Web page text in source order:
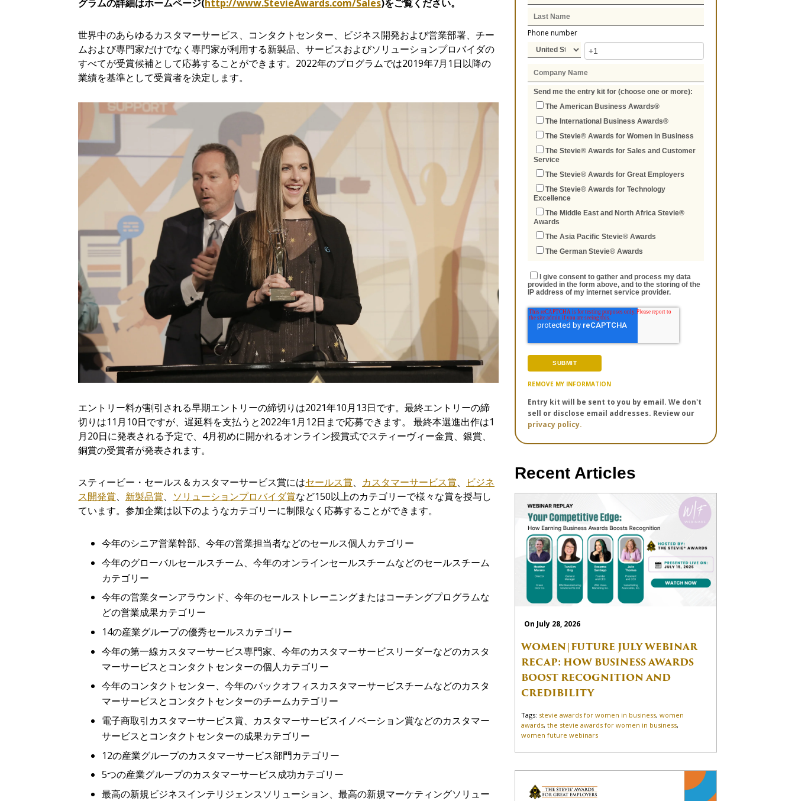
グラムの詳細はホームページ(http://www.StevieAwards.com/Sales)をご覧ください。
世界中のあらゆるカスタマーサービス、コンタクトセンター、ビジネス開発および営業部署、チー
ムおよび専門家だけでなく専門家が利用する新製品、サービスおよびソリューションプロバイダの
すべてが受賞候補として応募することができます。2022年のプログラムでは2019年7月1日以降の
業績を基準として受賞者を決定します。
エントリー料が割引される早期エントリーの締切りは2021年10月13日です。最終エントリーの締
切りは11月10日ですが、遅延料を支払うと2022年1月12日まで応募できます。 最終本選進出作は1
月20日に発表される予定で、4月初めに開かれるオンライン授賞式でスティーヴィー金賞、銀賞、
銅賞の受賞者が発表されます。
スティービー・セールス＆カスタマーサービス賞にはセールス賞、 カスタマーサービス賞、
ビジネ
ス開発賞、 新製品賞、 ソリューションプロバイダ賞など150以上のカテゴリーで様々な賞を授与し
ています。参加企業は以下のようなカテゴリーに制限なく応募することができます。
今年のシニア営業幹部、今年の営業担当者などのセールス個人カテゴリ ー
今年のグローバルセールスチーム、今年のオンラインセールスチームなどのセールスチーム
カテゴリ ー
今年の営業ターンアラウンド、今年のセールストレーニングまたはコーチングプログラムな
どの営業成果カテゴリ ー
14の産業グループの優秀セールスカテゴリー
今年の第一線カスタマーサービス専門家、今年のカスタマーサービスリーダーなどのカスタ
マーサービスとコンタクトセンターの個人カテゴリー
今年のコンタクトセンター、今年のバックオフィスカスタマーサービスチームなどのカスタ
マーサービスとコンタクトセンターのチームカテゴリー
電子商取引 カスタマーサービス賞、カスタマーサービスイノベーション賞などのカスタマー
サービスとコンタクトセンターの成果カテゴリー
12の産業グループのカスタマーサービス部門カテゴリー
5つの産業グループのカスタマーサービス成功カテゴリー
最高の新規ビジネスインテリジェンスソリューション、最高の新規マーケティングソリュー
Phone number
Send me the entry kit for (choose one or more):
The American Business Awards®
The International Business Awards®
The Stevie® Awards for Women in Business
The Stevie® Awards for Sales and Customer
Service
The Stevie® Awards for Great Employers
The Stevie® Awards for Technology
Excellence
The Middle East and North Africa Stevie®
Awards
The Asia Pacific Stevie® Awards
The German Stevie® Awards
I give consent to gather and process my data
provided in the form above, and to the storing of the
IP address of my internet service provider.
REMOVE MY INFORMATION
Entry kit will be sent to you by email. We don't
sell or disclose email addresses. Review our
privacy policy.
Recent Articles
On July 28, 2026
WOMEN|FUTURE JULY WEBINAR
RECAP: HOW BUSINESS AWARDS
BOOST RECOGNITION AND
CREDIBILITY
Tags: stevie awards for women in business,women
awards,the stevie awards for women in business,
women future webinars